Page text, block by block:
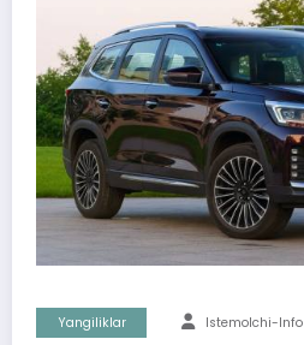
Yangiliklar Istemolchi-Info